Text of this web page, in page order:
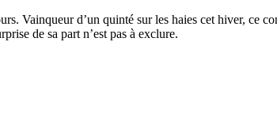
Vainqueur d’un quinté sur les haies cet hiver, ce
de sa part n’est pas à exclure.